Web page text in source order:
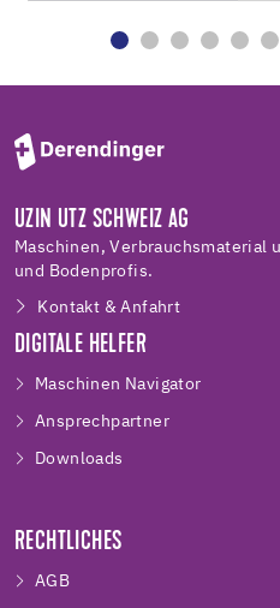
UZIN UTZ SCHWEIZ AG
Maschinen, Verbrauchsmaterial
und Bodenprofis.
Kontakt & Anfahrt
DIGITALE HELFER
Maschinen Navigator
Ansprechpartner
Downloads
RECHTLICHES
AGB